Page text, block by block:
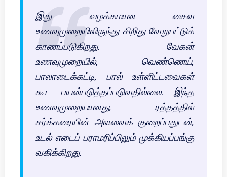
இது வழக்கமான சைவ
உணவுமுறையிலிருந்து சிறிது வேறுபட்டுக்
காணப்படுகிறது. வேகன்
உணவுமுறையில், வெண்ணெய்,
பாலாடைக்கட்டி, பால் உள்ளிட்டவைகள்
கூட பயன்படுத்தப்படுவதில்லை. இந்த
உணவுமுறையானது, ரத்தத்தில்
சர்க்கரையின் அளவைக் குறைப்பதுடன்,
உடல் எடைப் பராமரிப்பிலும் முக்கியப்பங்கு
வகிக்கிறது.